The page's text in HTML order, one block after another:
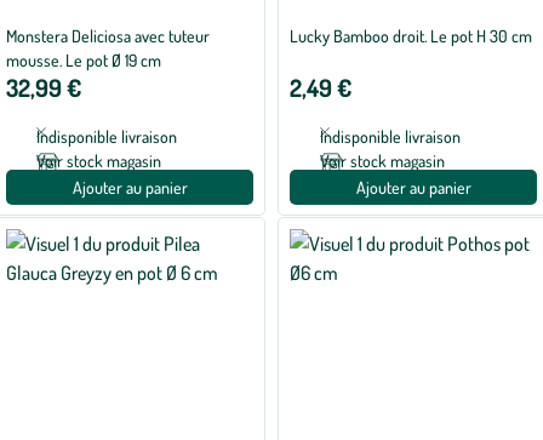
Monstera Deliciosa avec tuteur
mousse. Le pot Ø 19 cm
32,99 €
Indisponible livraison
Voir stock magasin
Ajouter au panier
Lucky Bamboo droit. Le pot H 30 cm
2,49 €
Indisponible livraison
Voir stock magasin
Ajouter au panier